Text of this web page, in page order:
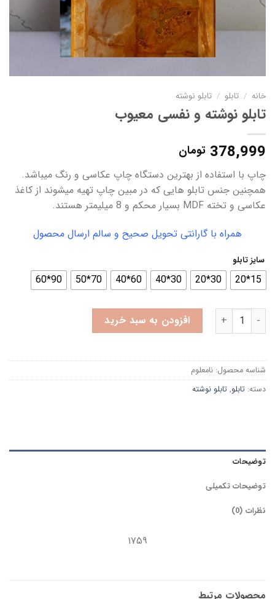
خانه / تابلو / تابلو نوشته
تابلو نوشته و نفسی معیوب
378,999 تومان
چاپ با استفاده از بهترین دستگاه چاپ عکاسی و رنگ میباشد.
همچنین جنس تابلو هایی که در مبین چاپ تهیه میشوند از کاغذ
عکاسی و تخته MDF بسیار محکم و 8 میلیمتر هستند.
همراه با گارانتی تحویل صحیح و سالم ارسال محصول
سایز تابلو
15*20
30*20
30*40
60*40
70*50
90*60
تابلو نوشته و نفسی معیوب عددافزودن به سبد خرید
شناسه محصول: نامعلوم
دسته: تابلو, تابلو نوشته
توضیحات
توضیحات تکمیلی
نظرات (0)
۱۷۵۹
محصولات مرتبط